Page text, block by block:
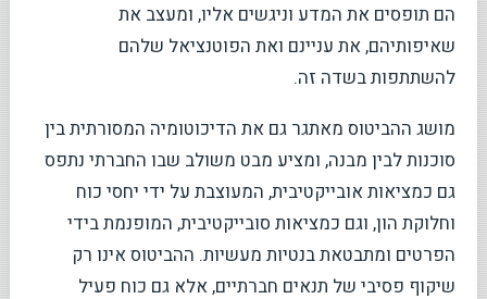
הם תופסים את המדע וניגשים אליו, ומעצב את
שאיפותיהם, את עניינם ואת הפוטנציאל שלהם
להשתתפות בשדה זה.
מושג ההביטוס מאתגר גם את הדיכוטומיה המסורתית בין
סוכנות לבין מבנה, ומציע מבט משולב שבו החברתי נתפס
גם כמציאות אובייקטיבית, המעוצבת על ידי יחסי כוח
וחלוקת הון, וגם כמציאות סובייקטיבית, המופנמת בידי
הפרטים ומתבטאת בנטיות מעשיות. ההביטוס אינו רק
שיקוף פסיבי של תנאים חברתיים, אלא גם כוח פעיל